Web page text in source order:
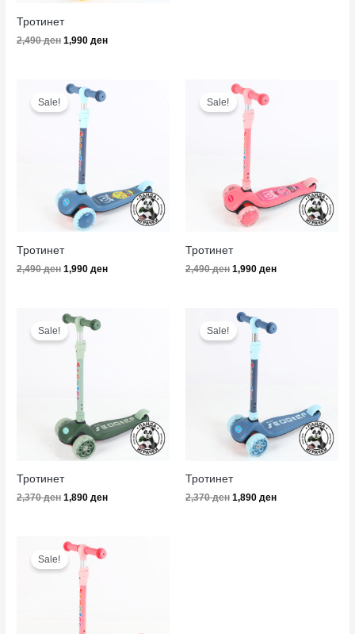
Тротинет
2,490ден 1,990ден
Sale!
Тротинет
2,490ден
Original
price
was:
2,490 ден.
1,990ден
Sale!
Тротинет
2,490ден
Original
price
was:
2,490 ден.
1,990 ден
Sale!
Тротинет
2,370ден
Original
price
was:
2,370 ден.
1,890ден
Sale!
Тротинет
2,370ден
Original
price
was:
2,370 ден.
1,890 ден
price
Sale!
Original
price
was:
2,370 ден.